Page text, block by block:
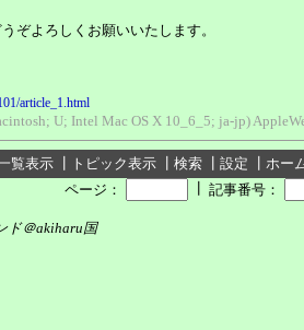
ぞよろしくお願いいたします。
article_1.html
U; Intel Mac OS X 10_6_5; ja-jp)
覧表示 トピック表示 検索 設定
ホー
ページ：
記事番号：
ド＠akiharu国